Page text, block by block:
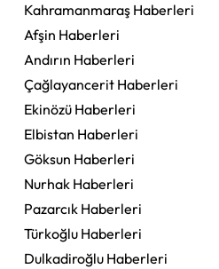
Kahramanmaraş Haberleri
Afşin Haberleri
Andırın Haberleri
Çağlayancerit Haberleri
Ekinözü Haberleri
Elbistan Haberleri
Göksun Haberleri
Nurhak Haberleri
Pazarcık Haberleri
Türkoğlu Haberleri
Dulkadiroğlu Haberleri